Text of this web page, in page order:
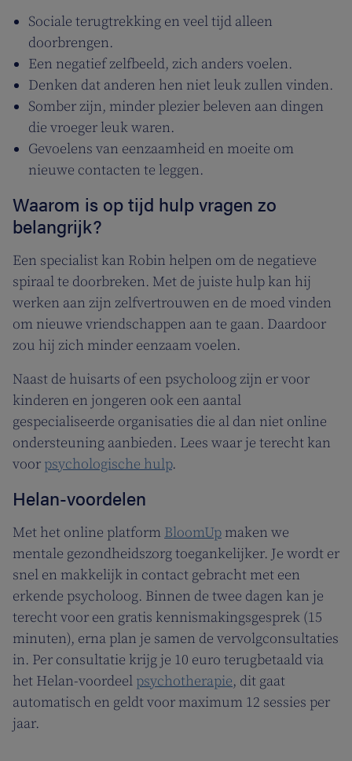
Sociale terugtrekking en veel tijd alleen
doorbrengen.
Een negatief zelfbeeld, zich anders voelen.
Denken dat anderen hen niet leuk zullen vinden.
Somber zijn, minder plezier beleven aan dingen
die vroeger leuk waren.
Gevoelens van eenzaamheid en moeite om
nieuwe contacten te leggen.
Waarom is op tijd hulp vragen zo
belangrijk?
Een specialist kan Robin helpen om de negatieve
spiraal te doorbreken. Met de juiste hulp kan hij
werken aan zijn zelfvertrouwen en de moed vinden
om nieuwe vriendschappen aan te gaan. Daardoor
zou hij zich minder eenzaam voelen.
Naast de huisarts of een psycholoog zijn er voor
kinderen en jongeren ook een aantal
gespecialiseerde organisaties die al dan niet online
ondersteuning aanbieden. Lees waar je terecht kan
voor psychologische hulp.
Helan-voordelen
Met het online platform BloomUp maken we
mentale gezondheidszorg toegankelijker. Je wordt er
snel en makkelijk in contact gebracht met een
erkende psycholoog. Binnen de twee dagen kan je
terecht voor een gratis kennismakingsgesprek (15
minuten), erna plan je samen de vervolgconsultaties
in. Per consultatie krijg je 10 euro terugbetaald via
het Helan-voordeel psychotherapie, dit gaat
automatisch en geldt voor maximum 12 sessies per
jaar.